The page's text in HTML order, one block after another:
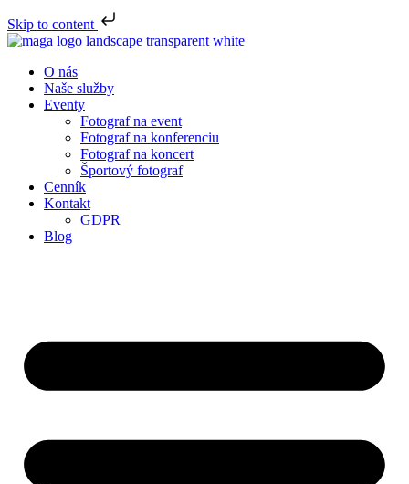
Skip to content
O nás
Naše služby
Eventy
Fotograf na event
Fotograf na konferenciu
Fotograf na koncert
Športový fotograf
Cenník
Kontakt
GDPR
Blog